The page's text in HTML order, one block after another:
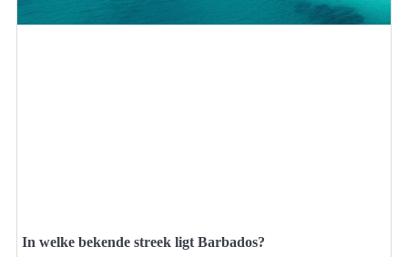
In welke bekende streek ligt Barbados?